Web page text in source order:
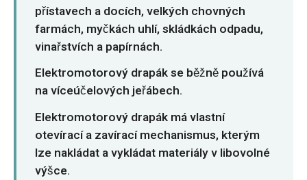
přístavech a docích, velkých chovných
farmách, myčkách uhlí, skládkách odpadu,
vinařstvích a papírnách.
Elektromotorový drapák se běžně používá
na víceúčelových jeřábech.
Elektromotorový drapák má vlastní
otevírací a zavírací mechanismus, kterým
lze nakládat a vykládat materiály v libovolné
výšce.